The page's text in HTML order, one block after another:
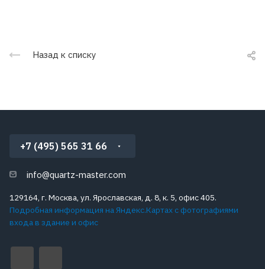
Назад к списку
+7 (495) 565 31 66
info@quartz-master.com
129164, г. Москва, ул. Ярославская, д. 8, к. 5, офис 405.
Подробная информация на Яндекс.Картах с фотографиями
входа в здание и офис